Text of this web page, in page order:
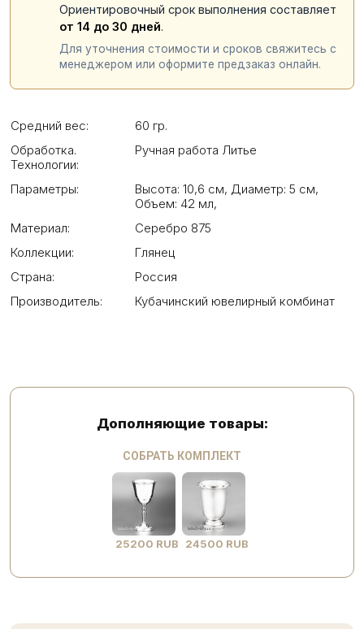
Ориентировочный срок выполнения составляет
от 14 до 30 дней.
Для уточнения стоимости и сроков свяжитесь с
менеджером или оформите предзаказ онлайн.
Средний вес:
60 гр.
Обработка.
Технологии:
Ручная работа Литье
Параметры: Высота: 10,6 см, Диаметр: 5 см,
Объем: 42 мл,
Материал:
Серебро 875
Коллекции:
Глянец
Страна:
Россия
Производитель:
Кубачинский ювелирный комбинат
Дополняющие товары:
СОБРАТЬ КОМПЛЕКТ
25200 RUB 24500 RUB